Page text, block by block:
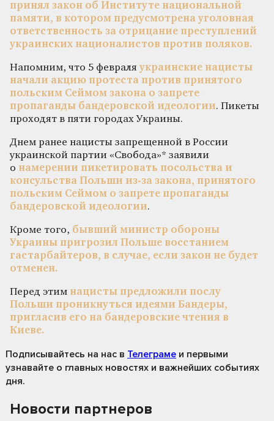
принял закон об Институте национальной
памяти, в котором предусмотрена уголовная
ответственность за отрицание преступлений
украинских националистов против поляков.
Напомним, что 5 февраляукраинские нацисты
начали акцию протеста против принятого
польским Сеймом закона о запрете
пропаганды бандеровской идеологии. Пикеты
проходят в пяти городах Украины.
Днем ранее нацисты запрещенной в России
украинской партии «Свобода»* заявили
о намерении пикетировать посольства и
консульства Польши из-за закона, принятого
польским Сеймом о запрете пропаганды
бандеровской идеологии.
Кроме того, бывший министр обороны
Украины пригрозил Польше восстанием
гастарбайтеров, в случае, если закон не будет
отменен.
Перед этим нацисты предложили послу
Польши проникнуться идеями Бандеры,
пригласив его на бандеровские чтения в
Киеве.
Подписывайтесь на нас в Телеграме и первыми
узнавайте о главных новостях и важнейших событиях
дня.
Новости партнеров